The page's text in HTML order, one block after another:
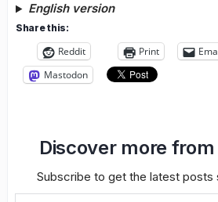
English version
Share this:
Reddit Print
Mastodon
Discover more
Subscribe to get the latest posts
Type your email…